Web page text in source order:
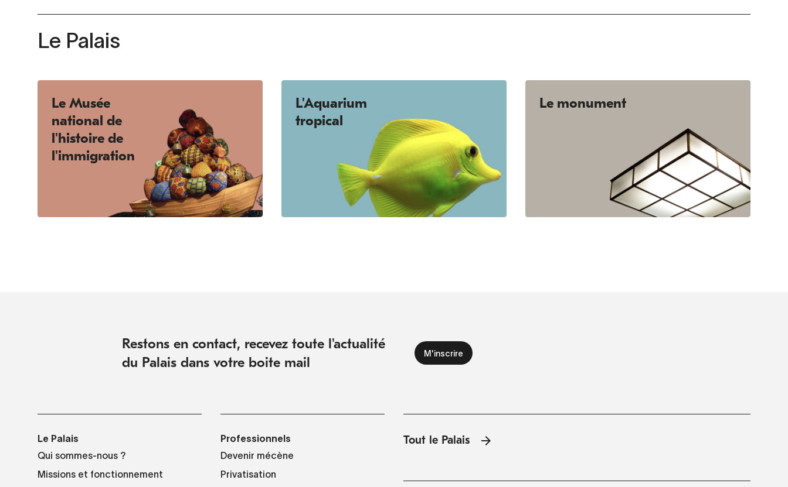
Le Palais
Le Musée
national de
l'histoire de
l'immigration
L'Aquarium
tropical
Le monument
Restons en contact, recevez toute l'actualité
du Palais dans votre boite mail
Le Palais
Qui sommes-nous ?
Missions et fonctionnement
Professionnels
Devenir mécène
Privatisation
Tout le Palais